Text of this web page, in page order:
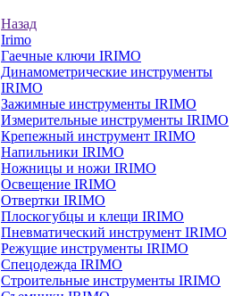
Назад
Irimo
Гаечные ключи IRIMO
Динамометрические инструменты
IRIMO
Зажимные инструменты IRIMO
Измерительные инструменты IRIMO
Крепежный инструмент IRIMO
Напильники IRIMO
Ножницы и ножи IRIMO
Освещение IRIMO
Отвертки IRIMO
Плоскогубцы и клещи IRIMO
Пневматический инструмент IRIMO
Режущие инструменты IRIMO
Спецодежда IRIMO
Строительные инструменты IRIMO